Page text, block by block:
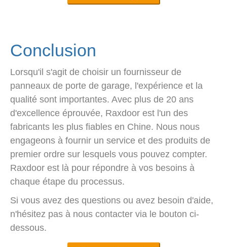
Conclusion
Lorsqu'il s'agit de choisir un fournisseur de
panneaux de porte de garage, l'expérience et la
qualité sont importantes. Avec plus de 20 ans
d'excellence éprouvée, Raxdoor est l'un des
fabricants les plus fiables en Chine. Nous nous
engageons à fournir un service et des produits de
premier ordre sur lesquels vous pouvez compter.
Raxdoor est là pour répondre à vos besoins à
chaque étape du processus.
Si vous avez des questions ou avez besoin d'aide,
n'hésitez pas à nous contacter via le bouton ci-
dessous.